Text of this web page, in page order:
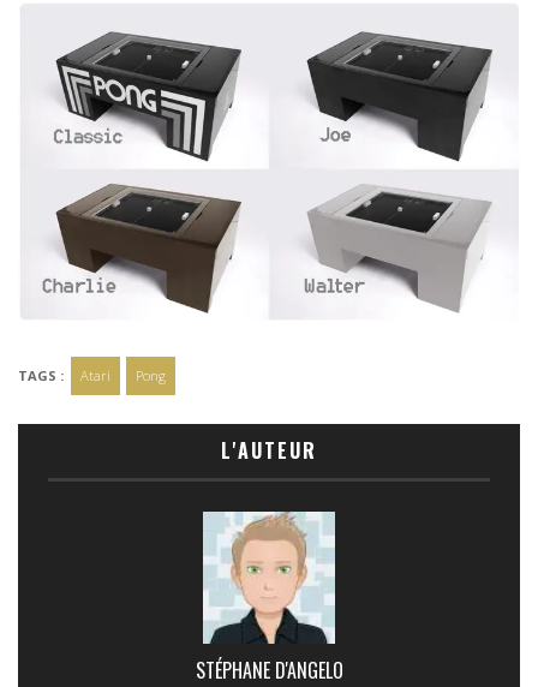
TAGS : Atari Pong
L'AUTEUR
STÉPHANE D'ANGELO